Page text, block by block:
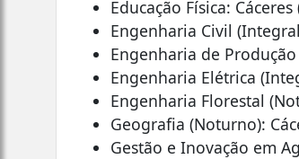
Educação Física:
Engenharia Civil
Engenharia de
Engenharia Elétrica
Engenharia Florestal
Geografia (Noturno):
Gestão e Inovação em